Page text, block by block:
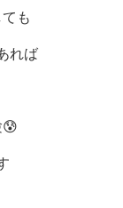
も
れば
😰